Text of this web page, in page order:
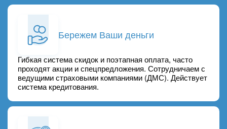
Бережем Ваши деньги
Гибкая система скидок и поэтапная оплата, часто
проходят акции и спецпредложения. Сотрудничаем с
ведущими страховыми компаниями (ДМС). Действует
система кредитования.